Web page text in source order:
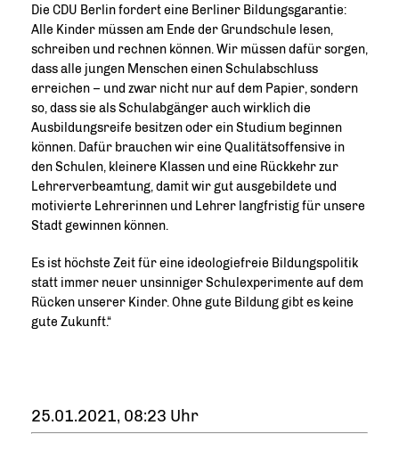
Die CDU Berlin fordert eine Berliner Bildungsgarantie:
Alle Kinder müssen am Ende der Grundschule lesen,
schreiben und rechnen können. Wir müssen dafür sorgen,
dass alle jungen Menschen einen Schulabschluss
erreichen – und zwar nicht nur auf dem Papier, sondern
so, dass sie als Schulabgänger auch wirklich die
Ausbildungsreife besitzen oder ein Studium beginnen
können. Dafür brauchen wir eine Qualitätsoffensive in
den Schulen, kleinere Klassen und eine Rückkehr zur
Lehrerverbeamtung, damit wir gut ausgebildete und
motivierte Lehrerinnen und Lehrer langfristig für unsere
Stadt gewinnen können.
Es ist höchste Zeit für eine ideologiefreie Bildungspolitik
statt immer neuer unsinniger Schulexperimente auf dem
Rücken unserer Kinder. Ohne gute Bildung gibt es keine
gute Zukunft.“
25.01.2021, 08:23 Uhr